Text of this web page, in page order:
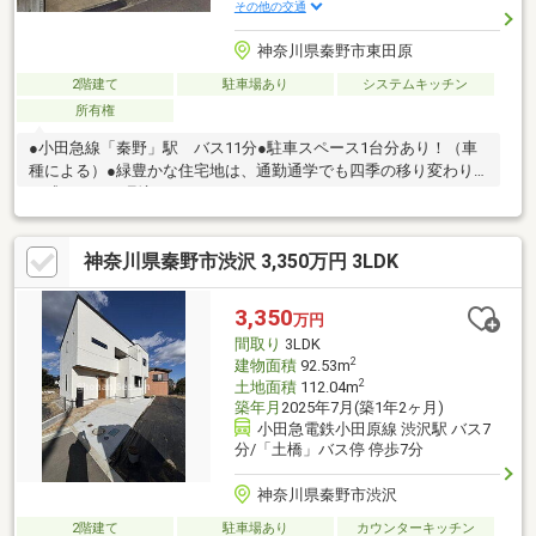
その他の交通
神奈川県秦野市東田原
2階建て 駐車場あり
システムキッチン
所有権
●小田急線「秦野」駅 バス11分●駐車スペース1台分あり！（車
種による）●緑豊かな住宅地は、通勤通学でも四季の移り変わり
を感じられる環境です♪
神奈川県秦野市渋沢 3,350万円 3LDK
3,350万円
間取り 3LDK
建物面積92.53m2
土地面積112.04m2
築年月 2025年7月(築1年2ヶ月)
小田急電鉄小田原線 渋沢駅 バス7
分/「土橋」バス停 停歩7分
神奈川県秦野市渋沢
2階建て 駐車場あり カウンターキッチン